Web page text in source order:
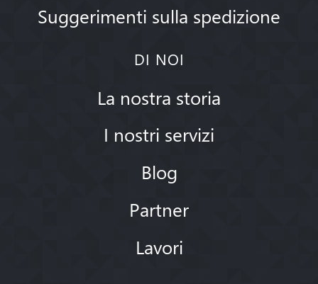
Suggerimenti sulla spedizione
DI NOI
La nostra storia
I nostri servizi
Blog
Partner
Lavori